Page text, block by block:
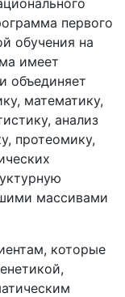
первого
обучения на
имеет
объединяет
математику,
анализ
протеомику,
массивами
которые